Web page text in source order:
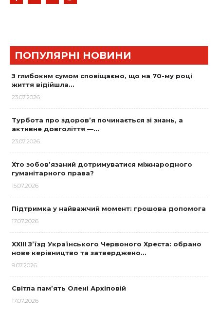
ПОПУЛЯРНІ НОВИНИ
З глибоким сумом сповіщаємо, що на 70-му році
життя відійшла…
23.07.2026
Турбота про здоров’я починається зі знань, а
активне довголіття —…
23.07.2026
Хто зобов’язаний дотримуватися міжнародного
гуманітарного права?
15.07.2026
Підтримка у найважчий момент: грошова допомога
17.07.2026
XXIII З’їзд Українського Червоного Хреста: обрано
нове керівництво та затверджено…
9.07.2026
Світла пам’ять Олені Архіповій
17.07.2026